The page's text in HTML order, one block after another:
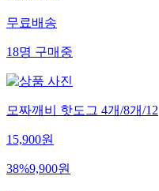
무료배송
18명구매중
모짜깨비 핫도그 4개/8개/12
15,900원
38%9,900원